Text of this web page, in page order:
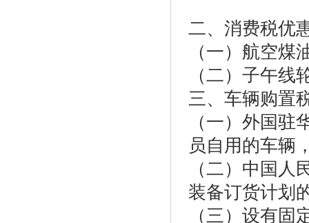
二、消费税优
（一）航空煤
（二）子午线
三、车辆购置
（一）外国
员自用的车辆
（二）中国
装备订货计划
（三）设有固